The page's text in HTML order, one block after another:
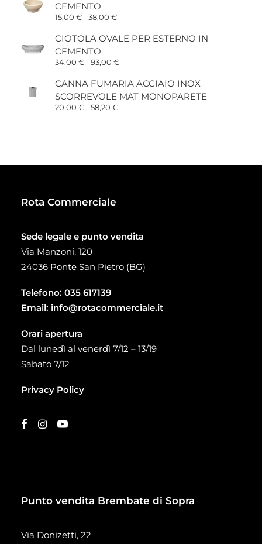
CEMENTO
15,00 €-38,00 €Fascia
prezzo:
da
a
CIOTOLA OVALE PER ESTERNO IN
CEMENTO
34,00 €-93,00 €Fascia
prezzo:
da
34,00 €
CANNA FUMARIA ACCIAIO INOX
SCORREVOLE MAT MONOPARETE
20,00 €-58,20 €Fascia
Rota Commerciale
Sede legale e punto vendita
Via Manzoni, 120
24036 Ponte San Pietro (BG)
Telefono: 035 617139
Email: info@rotacommerciale.it
Orari apertura
Dal lunedì al venerdì 7/12 – 13/19
Sabato 7/12
Privacy Policy
Punto vendita Brembate di Sopra
Via Donizetti, 22